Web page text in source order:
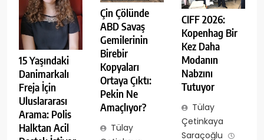
15 Yaşındaki
Danimarkalı
Freja İçin
Uluslararası
Arama: Polis
Halktan Acil
Çin Çölünde
ABD Savaş
Gemilerinin
Birebir
Kopyaları
Ortaya Çıktı:
Pekin Ne
Amaçlıyor?
Tülay
CIFF 2026:
Kopenhag Bir
Kez Daha
Modanın
Nabzını
Tutuyor
Tülay
Çetinkaya
Saraçoğlu